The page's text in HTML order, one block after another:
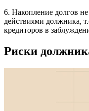
6. Накопление долгов
действиями должника,
кредиторов в
Риски